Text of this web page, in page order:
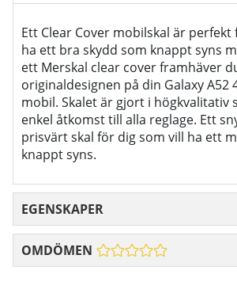
Ett Clear Cover mobilskal är perfekt
ha ett bra skydd som knappt syns
ett Merskal clear cover framhäver
originaldesignen på din Galaxy A52
mobil. Skalet är gjort i högkvalitativ
enkel åtkomst till alla reglage. Ett
prisvärt skal för dig som vill ha ett
knappt syns.
EGENSKAPER
OMDÖMEN